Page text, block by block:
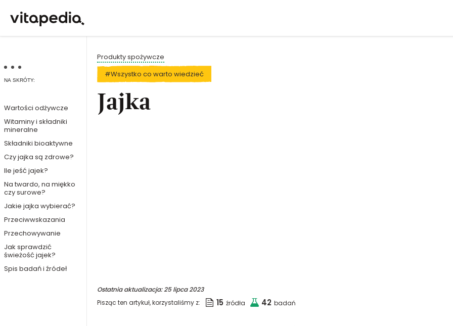
NA SKRÓTY:
Wartości odżywcze
Witaminy i składniki
mineralne
Składniki bioaktywne
Czy jajka są zdrowe?
Ile jeść jajek?
Na twardo, na miękko
czy surowe?
Jakie jajka wybierać?
Przeciwwskazania
Przechowywanie
Jak sprawdzić
świeżość jajek?
Spis badań i źródeł
Produkty spożywcze
#Wszystko co warto wiedzieć
Jajka
Ostatnia aktualizacja:25 lipca 2023
Pisząc ten artykuł, korzystaliśmy z:
15 źródła 42 badań